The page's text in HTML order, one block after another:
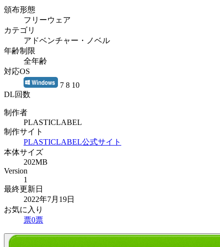
頒布形態
フリーウェア
カテゴリ
アドベンチャー・ノベル
年齢制限
全年齢
対応OS
7 8 10
DL回数
制作者
PLASTICLABEL
制作サイト
PLASTICLABEL公式サイト
本体サイズ
202MB
Version
1
最終更新日
2022年7月19日
お気に入り
票0票